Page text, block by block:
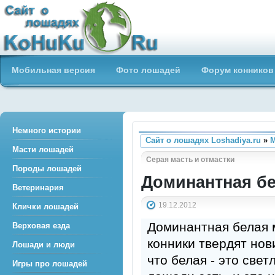
Сайт о лошадях loshadiya.ru
Приветствуем всех любителей
лошадей и конного спорта!
Мобильная версия Фото лошадей Форум конников
Сайт о лошадях Loshadiya.ru »
Серая масть и отмастки
Доминантная
19.12.2012
Доминантная белая
конники твердят
что белая - это
Немного истории
Масти лошадей
Породы лошадей
Ветеринария
Клички лошадей
Верховая езда
Лошади и люди
Игры про лошадей